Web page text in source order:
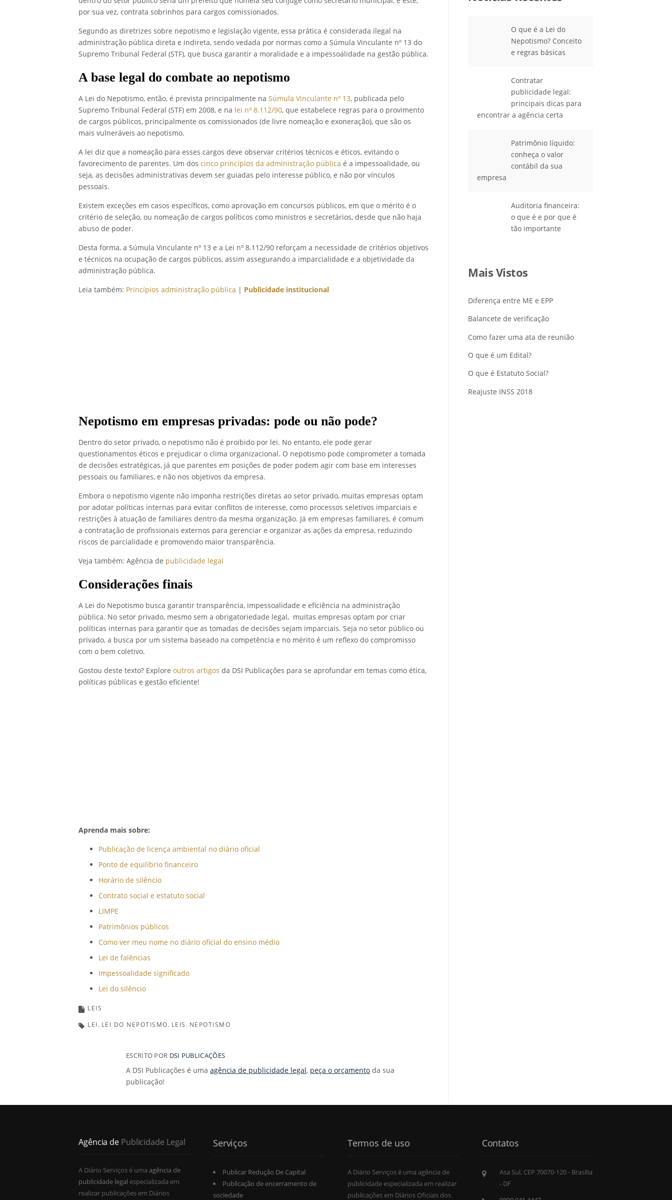
por sua vez, contrata sobrinhos para cargos comissionados.
Segundo as diretrizes sobre nepotismo e legislação vigente, essa prática é considerada ilegal na
administração pública direta e indireta, sendo vedada por normas como a Súmula Vinculante nº 13 do
Supremo Tribunal Federal (STF), que busca garantir a moralidade e a impessoalidade na gestão pública.
A base legal do combate ao nepotismo
A Lei do Nepotismo, então, é prevista principalmente na Súmula Vinculante nº 13, publicada pelo
Supremo Tribunal Federal (STF) em 2008, e na lei nº 8.112/90, que estabelece regras para o provimento
de cargos públicos, principalmente os comissionados (de livre nomeação e exoneração), que são os
mais vulneráveis ao nepotismo.
A lei diz que a nomeação para esses cargos deve observar critérios técnicos e éticos, evitando o
favorecimento de parentes. Um dos cinco princípios da administração pública é a impessoalidade, ou
seja, as decisões administrativas devem ser guiadas pelo interesse público, e não por vínculos
pessoais.
Existem exceções em casos específicos, como aprovação em concursos públicos, em que o mérito é o
critério de seleção, ou nomeação de cargos políticos como ministros e secretários, desde que não haja
abuso de poder.
Desta forma, a Súmula Vinculante nº 13 e a Lei nº 8.112/90 reforçam a necessidade de critérios objetivos
e técnicos na ocupação de cargos públicos, assim assegurando a imparcialidade e a objetividade da
administração pública.
Leia também: Princípios administração pública | Publicidade institucional
Nepotismo em empresas privadas: pode ou não pode?
Dentro do setor privado, o nepotismo não é proibido por lei. No entanto, ele pode gerar
questionamentos éticos e prejudicar o clima organizacional. O nepotismo pode comprometer a tomada
de decisões estratégicas, já que parentes em posições de poder podem agir com base em interesses
pessoais ou familiares, e não nos objetivos da empresa.
Embora o nepotismo vigente não imponha restrições diretas ao setor privado, muitas empresas optam
por adotar políticas internas para evitar conflitos de interesse, como processos seletivos imparciais e
restrições à atuação de familiares dentro da mesma organização. Já em empresas familiares, é comum
a contratação de profissionais externos para gerenciar e organizar as ações da empresa, reduzindo
riscos de parcialidade e promovendo maior transparência.
Veja também: Agência de publicidade legal
Considerações finais
A Lei do Nepotismo busca garantir transparência, impessoalidade e eficiência na administração
pública. No setor privado, mesmo sem a obrigatoriedade legal, muitas empresas optam por criar
políticas internas para garantir que as tomadas de decisões sejam imparciais. Seja no setor público ou
privado, a busca por um sistema baseado na competência e no mérito é um reflexo do compromisso
com o bem coletivo.
Gostou deste texto? Explore outros artigos da DSI Publicações para se aprofundar em temas como ética,
políticas públicas e gestão eficiente!
Aprenda mais sobre:
Publicação de licença ambiental no diário oficial
Ponto de equilíbrio financeiro
Horário de silêncio
Contrato social e estatuto social
LIMPE
Patrimônios públicos
Como ver meu nome no diário oficial do ensino médio
Lei de falências
Impessoalidade significado
Lei do silêncio
LEIS
LEI LEI DO NEPOTISMO LEIS NEPOTISMO
ESCRITO POR DSI PUBLICAÇÕES
A DSI Publicações é uma agência de publicidade legal, peça o orçamento da sua
publicação!
O que é a Lei do
Nepotismo? Conceito
e regras básicas
Contratar
publicidade legal:
principais dicas para
encontrar a agência certa
Patrimônio líquido:
conheça o valor
contábil da sua
empresa
Auditoria financeira:
o que é e por que é
tão importante
Mais Vistos
Diferença entre ME e EPP
Balancete de verificação
Como fazer uma ata de reunião
O que é um Edital?
O que é Estatuto Social?
Reajuste INSS 2018
Agência de Publicidade Legal
A Diário Serviços é uma agência de
publicidade legal especializada em
realizar publicações em Diários
Serviços
Publicar Redução De Capital
Publicação de encerramento de
sociedade
Termos de uso
A Diário Serviços é uma agência de
publicidade especializada em realizar
publicações em Diários Oficiais dos
Contatos
Asa Sul, CEP 70070-120 - Brasília
- DF